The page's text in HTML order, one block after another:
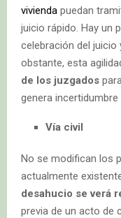
vivienda puedan
juicio rápido. Hay un
celebración del juicio
obstante, esta
de los juzgados
genera
Vía civil
No se modifican los
actualmente
desahucio se verá
previa de un acto de